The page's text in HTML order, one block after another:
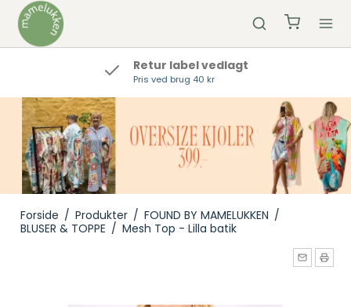
Retur label vedlagt
Pris ved brug 40 kr
Forside / Produkter / FOUND BY MAMELUKKEN /
BLUSER & TOPPE / Mesh Top - Lilla batik